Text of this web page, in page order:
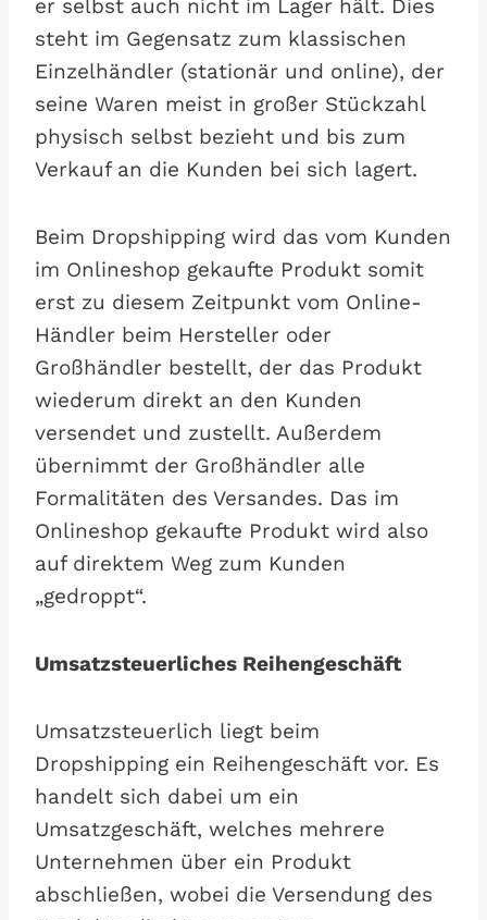
er selbst auch nicht im Lager hält. Dies
steht im Gegensatz zum klassischen
Einzelhändler (stationär und online), der
seine Waren meist in großer Stückzahl
physisch selbst bezieht und bis zum
Verkauf an die Kunden bei sich lagert.
Beim Dropshipping wird das vom Kunden
im Onlineshop gekaufte Produkt somit
erst zu diesem Zeitpunkt vom Online-
Händler beim Hersteller oder
Großhändler bestellt, der das Produkt
wiederum direkt an den Kunden
versendet und zustellt. Außerdem
übernimmt der Großhändler alle
Formalitäten des Versandes. Das im
Onlineshop gekaufte Produkt wird also
auf direktem Weg zum Kunden
„gedroppt“.
Umsatzsteuerliches Reihengeschäft
Umsatzsteuerlich liegt beim
Dropshipping ein Reihengeschäft vor. Es
handelt sich dabei um ein
Umsatzgeschäft, welches mehrere
Unternehmen über ein Produkt
abschließen, wobei die Versendung des